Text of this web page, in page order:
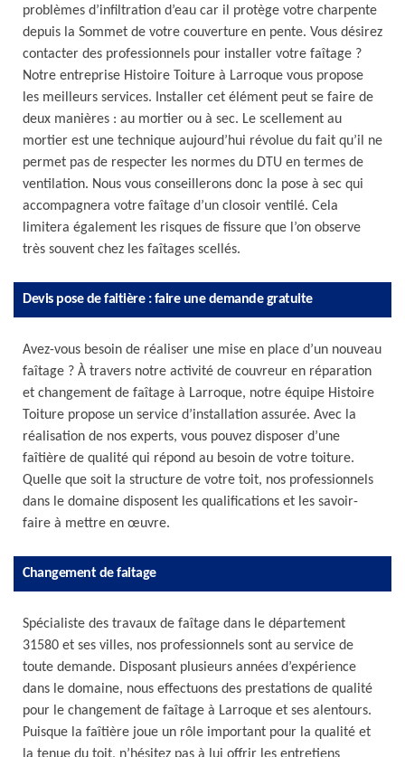
problèmes d’infiltration d’eau car il protège votre charpente
depuis la Sommet de votre couverture en pente. Vous désirez
contacter des professionnels pour installer votre faîtage ?
Notre entreprise Histoire Toiture à Larroque vous propose
les meilleurs services. Installer cet élément peut se faire de
deux manières : au mortier ou à sec. Le scellement au
mortier est une technique aujourd’hui révolue du fait qu’il ne
permet pas de respecter les normes du DTU en termes de
ventilation. Nous vous conseillerons donc la pose à sec qui
accompagnera votre faîtage d’un closoir ventilé. Cela
limitera également les risques de fissure que l’on observe
très souvent chez les faîtages scellés.
Devis pose de faitière : faire une demande gratuite
Avez-vous besoin de réaliser une mise en place d’un nouveau
faîtage ? À travers notre activité de couvreur en réparation
et changement de faîtage à Larroque, notre équipe Histoire
Toiture propose un service d’installation assurée. Avec la
réalisation de nos experts, vous pouvez disposer d’une
faîtière de qualité qui répond au besoin de votre toiture.
Quelle que soit la structure de votre toit, nos professionnels
dans le domaine disposent les qualifications et les savoir-
faire à mettre en œuvre.
Changement de faitage
Spécialiste des travaux de faîtage dans le département
31580 et ses villes, nos professionnels sont au service de
toute demande. Disposant plusieurs années d’expérience
dans le domaine, nous effectuons des prestations de qualité
pour le changement de faîtage à Larroque et ses alentours.
Puisque la faîtière joue un rôle important pour la qualité et